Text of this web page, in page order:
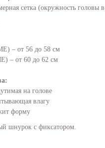
сетка (окружность головы
– от 56 до 58 см
– от 60 до 62 см
на голове
влагу
форму
шнурок с фиксатором.